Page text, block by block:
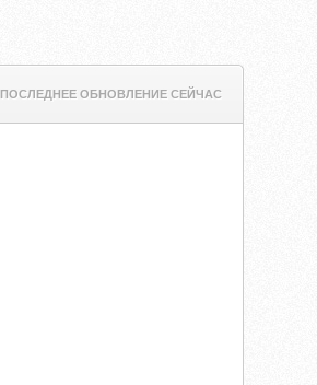
ПОСЛЕДНЕЕ ОБНОВЛЕНИЕ СЕЙЧАС